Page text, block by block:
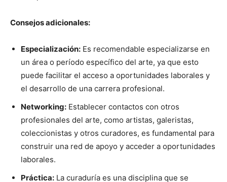
Consejos adicionales:
Especialización: Es recomendable especializarse en
un área o período específico del arte, ya que esto
puede facilitar el acceso a oportunidades laborales y
el desarrollo de una carrera profesional.
Networking: Establecer contactos con otros
profesionales del arte, como artistas, galeristas,
coleccionistas y otros curadores, es fundamental para
construir una red de apoyo y acceder a oportunidades
laborales.
Práctica: La curaduría es una disciplina que se